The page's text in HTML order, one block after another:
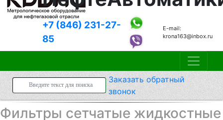
+7 (846) 231-27-
85
E-mail:
krona163@inbox.ru
Заказатьобратный
звонок
Фильтры сетчатые жидкостные